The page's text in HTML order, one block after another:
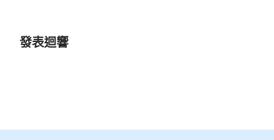
發表迴響